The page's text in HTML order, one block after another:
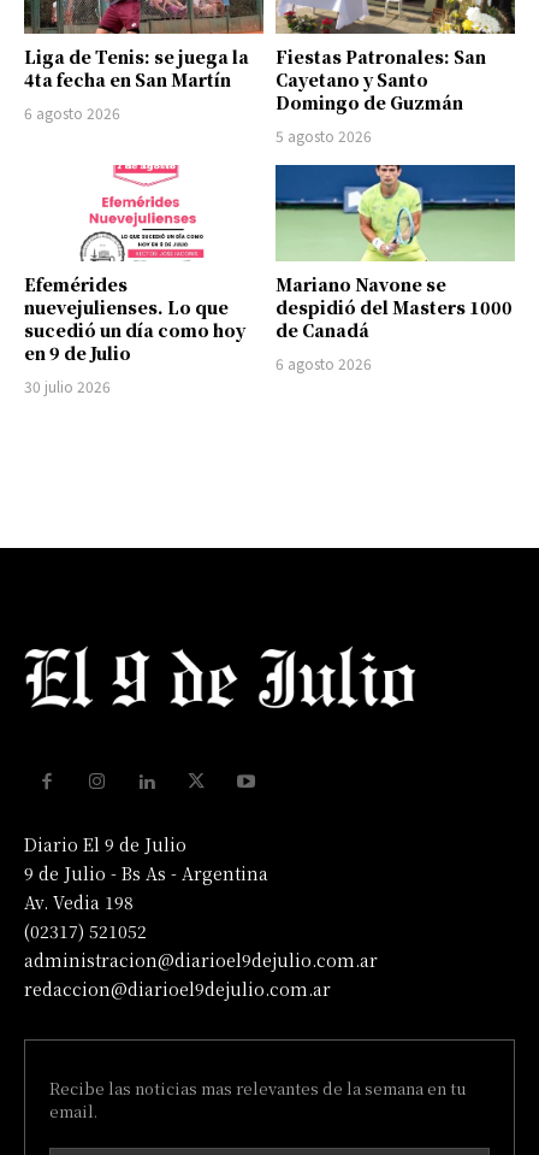
Liga de Tenis: se juega la
4ta fecha en San Martín
6 agosto 2026
Fiestas Patronales: San
Cayetano y Santo
Domingo de Guzmán
5 agosto 2026
Efemérides
nuevejulienses. Lo que
sucedió un día como hoy
en 9 de Julio
30 julio 2026
Mariano Navone se
despidió del Masters 1000
de Canadá
6 agosto 2026
Diario El 9 de Julio
9 de Julio - Bs As - Argentina
Av. Vedia 198
(02317) 521052
administracion@diarioel9dejulio.com.ar
redaccion@diarioel9dejulio.com.ar
Recibe las noticias mas relevantes de la semana en tu
email.